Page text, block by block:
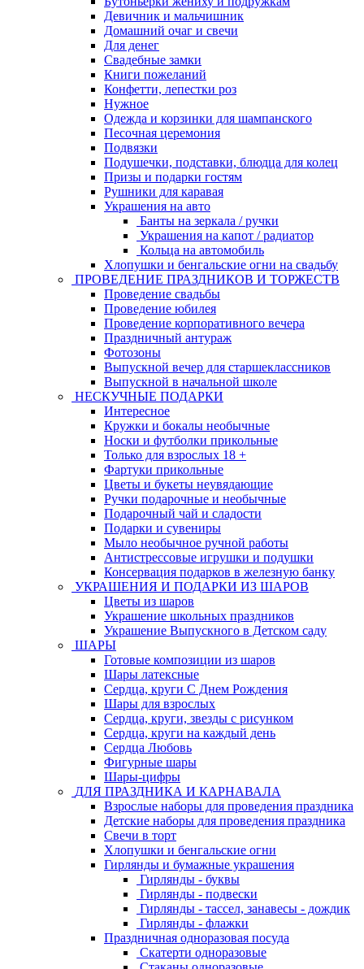
Девичник и мальчишник
Домашний очаг и свечи
Для денег
Свадебные замки
Книги пожеланий
Конфетти, лепестки роз
Нужное
Одежда и корзинки для шампанского
Песочная церемония
Подвязки
Подушечки, подставки, блюдца для колец
Призы и подарки гостям
Рушники для каравая
Украшения на авто
Банты на зеркала / ручки
Украшения на капот / радиатор
Кольца на автомобиль
Хлопушки и бенгальские огни на свадьбу
ПРОВЕДЕНИЕ ПРАЗДНИКОВ И ТОРЖЕСТВ
Проведение свадьбы
Проведение юбилея
Проведение корпоративного вечера
Праздничный антураж
Фотозоны
Выпускной вечер для старшеклассников
Выпускной в начальной школе
НЕСКУЧНЫЕ ПОДАРКИ
Интересное
Кружки и бокалы необычные
Носки и футболки прикольные
Только для взрослых 18 +
Фартуки прикольные
Цветы и букеты неувядающие
Ручки подарочные и необычные
Подарочный чай и сладости
Подарки и сувениры
Мыло необычное ручной работы
Антистрессовые игрушки и подушки
Консервация подарков в железную банку
УКРАШЕНИЯ И ПОДАРКИ ИЗ ШАРОВ
Цветы из шаров
Украшение школьных праздников
Украшение Выпускного в Детском саду
ШАРЫ
Готовые композиции из шаров
Шары латексные
Сердца, круги С Днем Рождения
Шары для взрослых
Сердца, круги, звезды с рисунком
Сердца, круги на каждый день
Сердца Любовь
Фигурные шары
Шары-цифры
ДЛЯ ПРАЗДНИКА И КАРНАВАЛА
Взрослые наборы для проведения праздника
Детские наборы для проведения праздника
Свечи в торт
Хлопушки и бенгальские огни
Гирлянды и бумажные украшения
Гирлянды - буквы
Гирлянды - подвески
Гирлянды - тассел, занавесы - дождик
Гирлянды - флажки
Праздничная одноразовая посуда
Скатерти одноразовые